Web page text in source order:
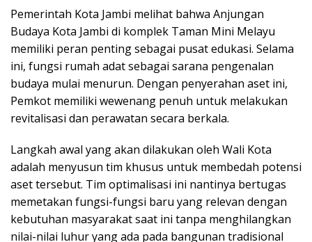
Pemerintah Kota Jambi melihat bahwa Anjungan
Budaya Kota Jambi di komplek Taman Mini Melayu
memiliki peran penting sebagai pusat edukasi. Selama
ini, fungsi rumah adat sebagai sarana pengenalan
budaya mulai menurun. Dengan penyerahan aset ini,
Pemkot memiliki wewenang penuh untuk melakukan
revitalisasi dan perawatan secara berkala.
Langkah awal yang akan dilakukan oleh Wali Kota
adalah menyusun tim khusus untuk membedah potensi
aset tersebut. Tim optimalisasi ini nantinya bertugas
memetakan fungsi-fungsi baru yang relevan dengan
kebutuhan masyarakat saat ini tanpa menghilangkan
nilai-nilai luhur yang ada pada bangunan tradisional